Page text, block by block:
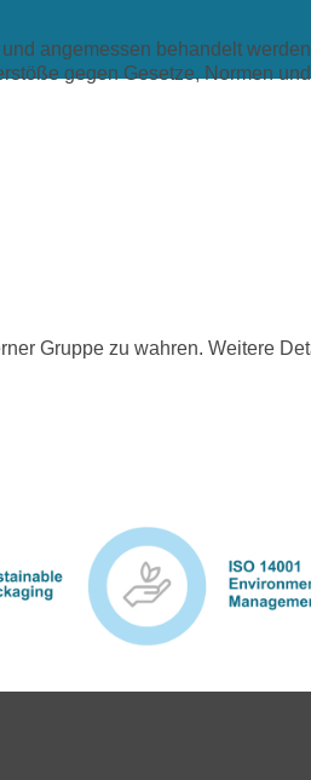
angemessen behandelt
gegen Gesetze, Normen
Gruppe zu wahren. Weitere